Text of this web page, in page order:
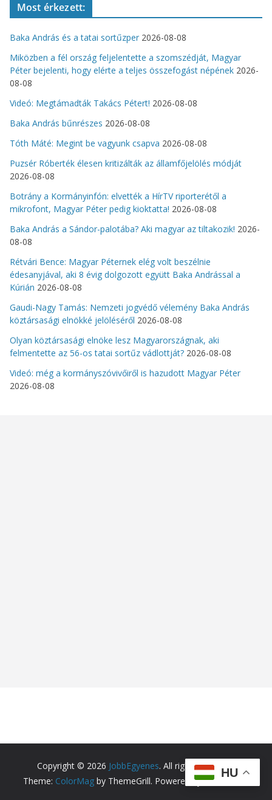
Most érkezett:
Baka András és a tatai sortűzper 2026-08-08
Miközben a fél ország feljelentette a szomszédját, Magyar
Péter bejelenti, hogy elérte a teljes összefogást népének 2026-
08-08
Videó: Megtámadták Takács Pétert! 2026-08-08
Baka András bűnrészes 2026-08-08
Tóth Máté: Megint be vagyunk csapva 2026-08-08
Puzsér Róberték élesen kritizálták az államfőjelölés módját
2026-08-08
Botrány a Kormányinfón: elvették a HírTV riporterétől a
mikrofont, Magyar Péter pedig kioktatta! 2026-08-08
Baka András a Sándor-palotába? Aki magyar az tiltakozik! 2026-
08-08
Rétvári Bence: Magyar Péternek elég volt beszélnie
édesanyjával, aki 8 évig dolgozott együtt Baka Andrással a
Kúrián 2026-08-08
Gaudi-Nagy Tamás: Nemzeti jogvédő vélemény Baka András
köztársasági elnökké jelöléséről 2026-08-08
Olyan köztársasági elnöke lesz Magyarországnak, aki
felmentette az 56-os tatai sortűz vádlottját? 2026-08-08
Videó: még a kormányszóvivőiről is hazudott Magyar Péter
2026-08-08
Copyright © 2026 JobbEgyenes. All rights reserved.
Theme: ColorMag by ThemeGrill. Powered byWordPress
HU